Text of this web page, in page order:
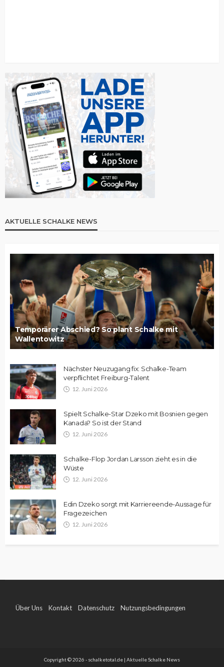
AKTUELLE SCHALKE NEWS
Temporärer Abschied? So plant Schalke mit
Wallentowitz
Nächster Neuzugang fix: Schalke-Team
verpflichtet Freiburg-Talent
12. Juni 2026
Spielt Schalke-Star Dzeko mit Bosnien gegen
Kanada? So ist der Stand
12. Juni 2026
Schalke-Flop Jordan Larsson zieht es in die
Wüste
12. Juni 2026
Edin Dzeko sorgt mit Karriereende-Aussage für
Fragezeichen
12. Juni 2026
Über Uns Kontakt Datenschutz Nutzungsbedingungen
Copyright © 2026 - schalketotal.de | Aktuelle Schalke News